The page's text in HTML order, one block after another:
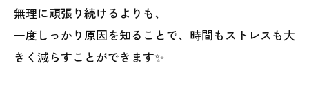
無理に頑張り続けるよりも、
一度しっかり原因を知ることで、時間もストレスも大
きく減らすことができます✨